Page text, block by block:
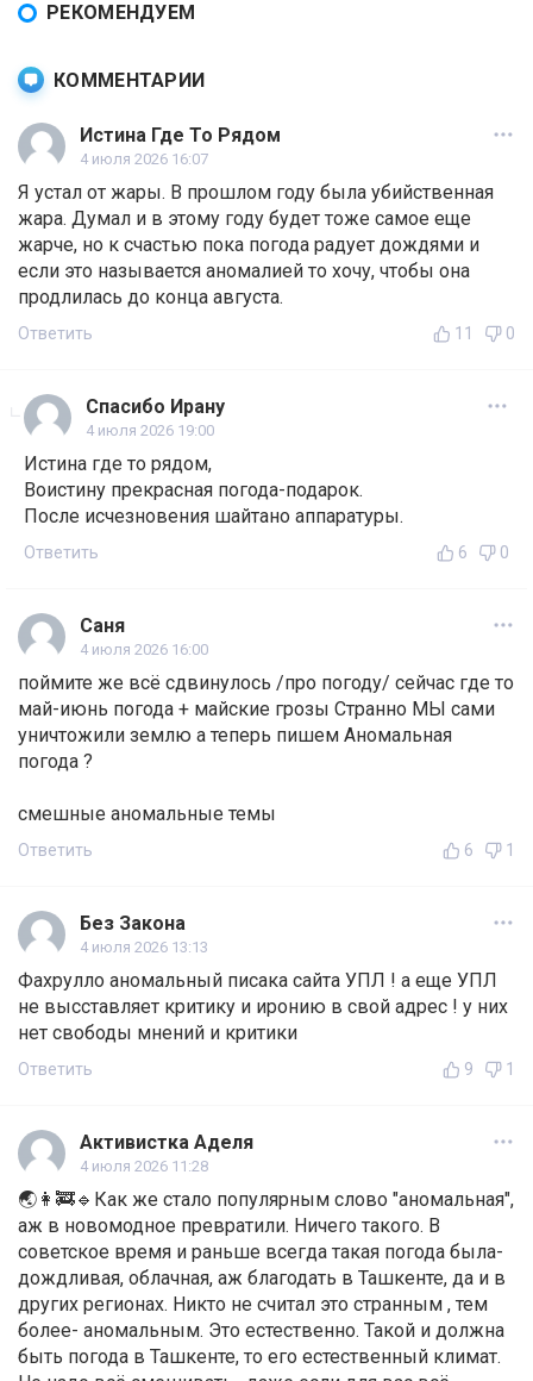
РЕКОМЕНДУЕМ
КОММЕНТАРИИ
Истина Где То Рядом
4 июля 2026 16:07
Я устал от жары. В прошлом году была убийственная
жара. Думал и в этому году будет тоже самое еще
жарче, но к счастью пока погода радует дождями и
если это называется аномалией то хочу, чтобы она
продлилась до конца августа.
Ответить 11 0
Спасибо Ирану
4 июля 2026 19:00
Истина где то рядом,
Воистину прекрасная погода-подарок.
После исчезновения шайтано аппаратуры.
Ответить 6 0
Саня
4 июля 2026 16:00
поймите же всё сдвинулось /про погоду/ сейчас где то
май-июнь погода + майские грозы Странно МЫ сами
уничтожили землю а теперь пишем Аномальная
погода ?
смешные аномальные темы
Ответить 6 1
Без Закона
4 июля 2026 13:13
Фахрулло аномальный писака сайта УПЛ ! а еще УПЛ
не высставляет критику и иронию в свой адрес ! у них
нет свободы мнений и критики
Ответить 9 1
Активистка Аделя
4 июля 2026 11:28
🌏👩‍🚒🔹Как же стало популярным слово "аномальная",
аж в новомодное превратили. Ничего такого. В
советское время и раньше всегда такая погода была-
дождливая, облачная, аж благодать в Ташкенте, да и в
других регионах. Никто не считал это странным , тем
более- аномальным. Это естественно. Такой и должна
быть погода в Ташкенте, то его естественный климат.